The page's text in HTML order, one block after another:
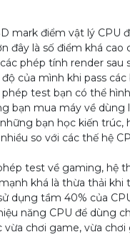
mark điểm vật lý CPU
đây là số điểm khá cao
phép tính render sau
của mình khi pass các
phép test bạn có thể
bạn mua máy về dùng
bạn học kiến trúc,
so với các thế hệ
test về gaming, hệ
khá là thừa thải khi
dụng tầm 40% của
năng CPU để dùng
vừa chơi game, vừa chơi